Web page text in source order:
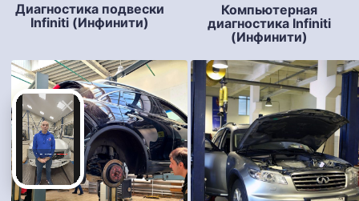
Диагностика подвески
Infiniti (Инфинити)
Компьютерная
диагностика Infiniti
(Инфинити)